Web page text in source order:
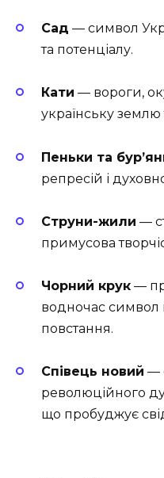
Сад — символ
та потенціалу.
Кати — вороги,
українську землю
Пеньки та
репресій і
Струни-жили —
примусова
Чорний крук —
водночас символ
повстання.
Співець новий —
революційного
що пробуджує